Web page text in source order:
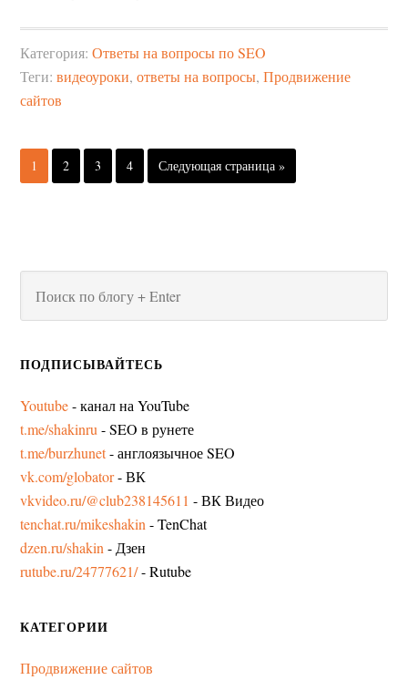
Категория:Ответы на вопросы по SEO
Теги:видеоуроки,ответы на вопросы,Продвижение
сайтов
1 2 3 4 Следующая страница »
ПОДПИСЫВАЙТЕСЬ
Youtube- канал на YouTube
t.me/shakinru - SEO в рунете
t.me/burzhunet- англоязычное SEO
vk.com/globator- ВК
vkvideo.ru/@club238145611 - ВК Видео
tenchat.ru/mikeshakin - TenChat
dzen.ru/shakin - Дзен
rutube.ru/24777621/- Rutube
КАТЕГОРИИ
Продвижение сайтов